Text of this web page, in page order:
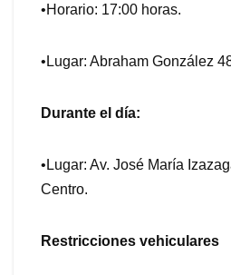
•Horario: 17:00 horas.
•Lugar: Abraham González
Durante el día:
•Lugar: Av. José María
Centro.
Restricciones vehiculares